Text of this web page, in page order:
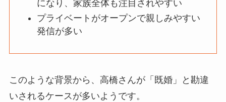
になり、家族全体も注目されやすい
プライベートがオープンで親しみやすい
発信が多い
このような背景から、高橋さんが「既婚」と勘違
いされるケースが多いようです。